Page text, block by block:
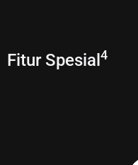
Fitur Spesial 4